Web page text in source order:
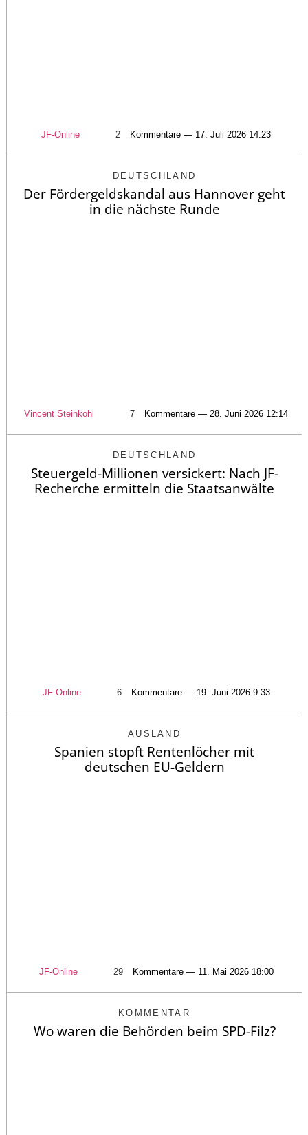
JF-Online 2 Kommentare — 17. Juli 2026 14:23
DEUTSCHLAND
Der Fördergeldskandal aus Hannover geht
in die nächste Runde
Vincent Steinkohl 7 Kommentare — 28. Juni 2026 12:14
DEUTSCHLAND
Steuergeld-Millionen versickert: Nach JF-
Recherche ermitteln die Staatsanwälte
JF-Online 6 Kommentare — 19. Juni 2026 9:33
AUSLAND
Spanien stopft Rentenlöcher mit
deutschen EU-Geldern
JF-Online 29 Kommentare — 11. Mai 2026 18:00
KOMMENTAR
Wo waren die Behörden beim SPD-Filz?